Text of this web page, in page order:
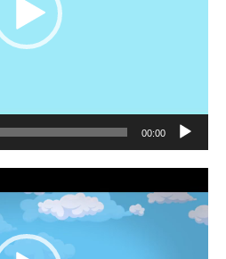
00:00
الفيديو